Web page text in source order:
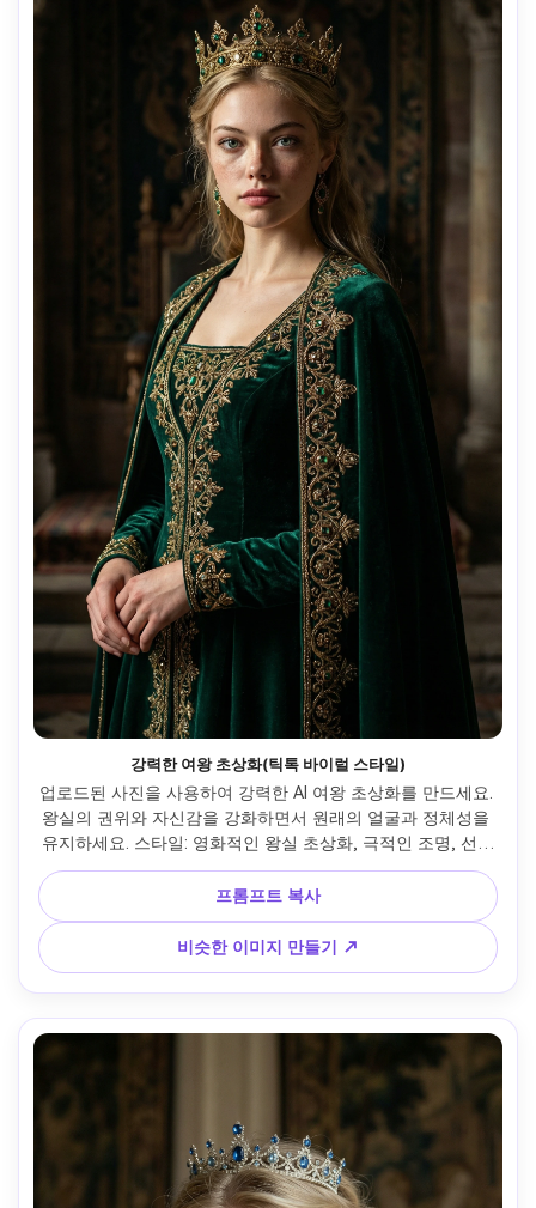
강력한 여왕 초상화(틱톡 바이럴 스타일)
업로드된 사진을 사용하여 강력한 AI 여왕 초상화를 만드세요.
왕실의 권위와 자신감을 강화하면서 원래의 얼굴과 정체성을
유지하세요. 스타일: 영화적인 왕실 초상화, 극적인 조명, 선명
한 초점. 의상: 왕관과 왕실 디테일이 있는 고급스러운 여왕 의
상. 분위기: 강하고 자신감 있고 현대적이면서도 역사적입니다.
배경: 어두운 그라데이션 또는 궁전 설정. 사실적인 비율, 높은
디테일 질감, 판타지나 애니메이션 스타일이 없습니다.
프롬프트 복사
비슷한 이미지 만들기 ↗